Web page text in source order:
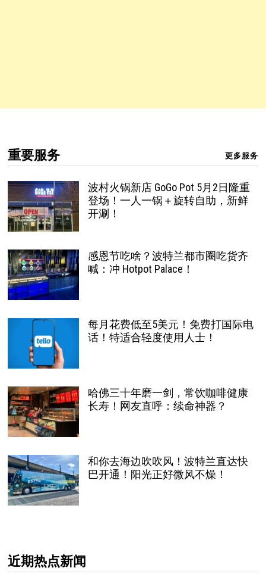
重要服务 更多服务
波村火锅新店 GoGo Pot 5月2日隆重
登场！一人一锅＋旋转自助，新鲜
开涮！
感恩节吃啥？波特兰都市圈吃货齐
喊：冲 Hotpot Palace！
每月花费低至5美元！免费打国际电
话！特适合轻度使用人士！
哈佛三十年磨一剑，常饮咖啡健康
长寿！网友直呼：续命神器？
和你去海边吹吹风！波特兰直达快
巴开通！阳光正好微风不燥！
近期热点新闻